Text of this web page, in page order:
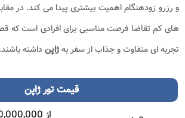
و رزرو زودهنگام اهمیت بیشتری پیدا می کند. در
های کم تقاضا فرصت مناسبی برای افرادی است که
تجربه ای متفاوت و جذاب از سفر بهژاپنداشته باشند.
قیمت تور ژاپن
از 250,000,000 تومان